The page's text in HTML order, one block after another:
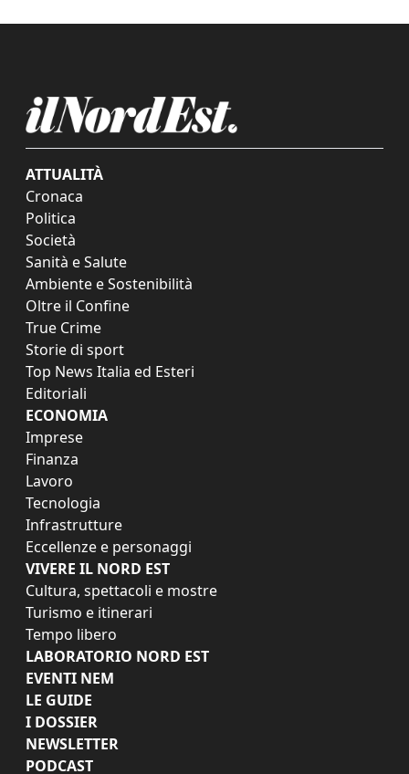
ATTUALITÀ
Cronaca
Politica
Società
Sanità e Salute
Ambiente e Sostenibilità
Oltre il Confine
True Crime
Storie di sport
Top News Italia ed Esteri
Editoriali
ECONOMIA
Imprese
Finanza
Lavoro
Tecnologia
Infrastrutture
Eccellenze e personaggi
VIVERE IL NORD EST
Cultura, spettacoli e mostre
Turismo e itinerari
Tempo libero
LABORATORIO NORD EST
EVENTI NEM
LE GUIDE
I DOSSIER
NEWSLETTER
PODCAST